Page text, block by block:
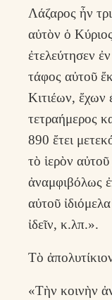
Λάζαρος ἦν
αὐτὸν ὁ
ἐτελεύτησεν
τάφος αὐτοῦ
Κιτιέων, ἔχων
τετραήμερος
890 ἔτει
τὸ ἱερὸν
ἀναμφιβόλως
αὐτοῦ
ἰδεῖν, κ.λπ.».
Τὸ
«Τὴν κοινὴν